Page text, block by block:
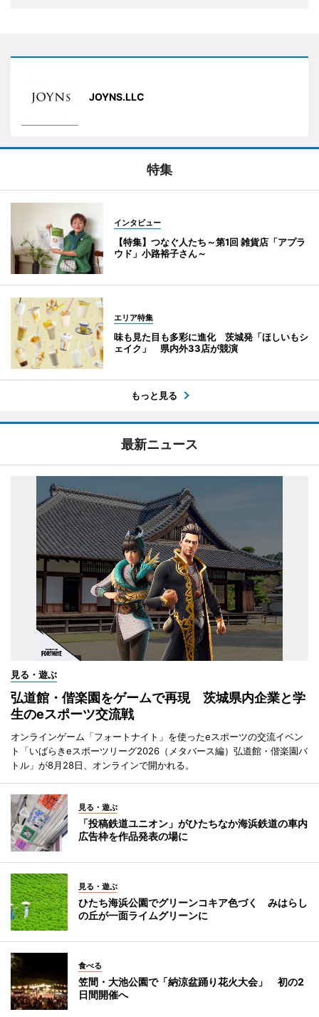
JOYNS.LLC
特集
インタビュー
【特集】つなぐ人たち～第1回 雑貨店「アプラ
ウド」小路裕子さん～
エリア特集
味も見た目も多彩に進化 茨城発「ほしいもシ
ェイク」 県内外33店が競演
もっと見る
最新ニュース
見る・遊ぶ
弘道館・偕楽園をゲームで再現 茨城県内企業と学
生のeスポーツ交流戦
オンラインゲーム「フォートナイト」を使ったeスポーツの交流イベン
ト「いばらきeスポーツリーグ2026（メタバース編）弘道館・偕楽園バ
トル」が8月28日、オンラインで開かれる。
見る・遊ぶ
「投稿鉄道ユニオン」がひたちなか海浜鉄道の車内
広告枠を作品発表の場に
見る・遊ぶ
ひたち海浜公園でグリーンコキア色づく みはらし
の丘が一面ライムグリーンに
食べる
笠間・大池公園で「納涼盆踊り花火大会」 初の2
日間開催へ